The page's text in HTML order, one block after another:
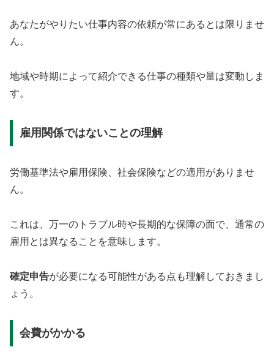
あなたがやりたい仕事内容の依頼が常にあるとは限りませ
ん。
地域や時期によって紹介できる仕事の種類や量は変動しま
す。
雇用関係ではないことの理解
労働基準法や雇用保険、社会保険などの適用がありませ
ん。
これは、万一のトラブル時や長期的な保障の面で、通常の
雇用とは異なることを意味します。
確定申告が必要になる可能性がある点も理解しておきまし
ょう。
会費がかかる